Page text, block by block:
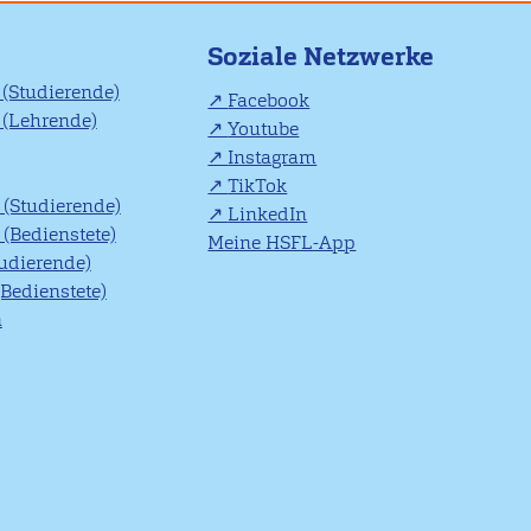
Soziale Netzwerke
Facebook
Youtube
Instagram
TikTok
LinkedIn
Meine HSFL-App